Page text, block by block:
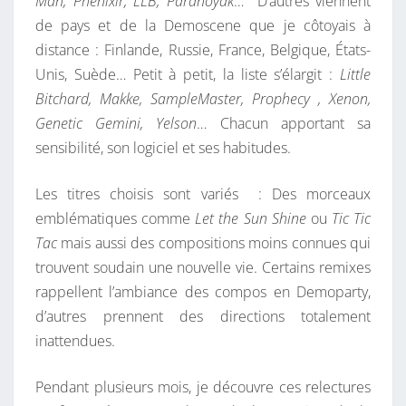
B
O
R
A
I
de pays et de la Demoscene que je côtoyais à
distance : Finlande, Russie, France, Belgique, États-
Unis, Suède… Petit à petit, la liste s’élargit : Little
Bitchard, Makke, SampleMaster, Prophecy , Xenon,
Genetic Gemini, Yelson… Chacun apportant sa
sensibilité, son logiciel et ses habitudes.
Les titres choisis sont variés : Des morceaux
emblématiques comme Let the Sun Shine ou Tic Tic
Tacmais aussi des compositions moins connues qui
trouvent soudain une nouvelle vie. Certains remixes
rappellent l’ambiance des compos en Demoparty,
d’autres prennent des directions totalement
inattendues.
Pendant plusieurs mois, je découvre ces relectures